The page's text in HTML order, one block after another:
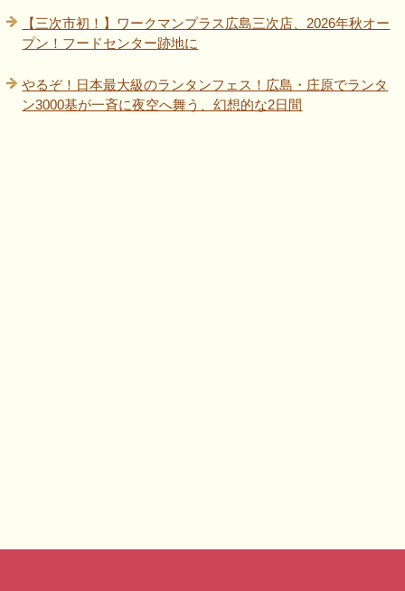
【三次市初！】ワークマンプラス広島三次店、2026年秋オー
プン！フードセンター跡地に
やるぞ！日本最大級のランタンフェス！広島・庄原でランタ
ン3000基が一斉に夜空へ舞う、幻想的な2日間